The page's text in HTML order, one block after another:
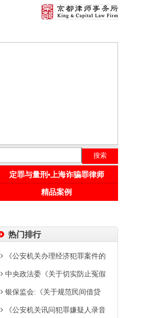
定罪与量刑•上海诈骗罪律师
精品案例
热门排行
《公安机关办理经济犯罪案件的
中央政法委《关于切实防止冤假
银保监会:《关于规范民间借贷
《公安机关讯问犯罪嫌疑人录音